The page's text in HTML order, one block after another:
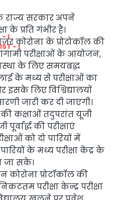
- I
- I
राज्य सरकार अपने
के प्रति गंभीर है।
कोरोना के प्रोटोकॉल की
परीक्षाओं के आयोजन,
के लिए समयबद्ध
के मध्य से परीक्षाओं का
लिए विश्विद्यालयों
जारी कर दी जाएगी।
कक्षाओं तदुपरांत यूजी
की परीक्षाएं
को दो पारियों में
के मध्य परीक्षा केंद्र के
जा सके।
कोरोना प्रोटॉकॉल की
परीक्षा केन्द्र परीक्षा